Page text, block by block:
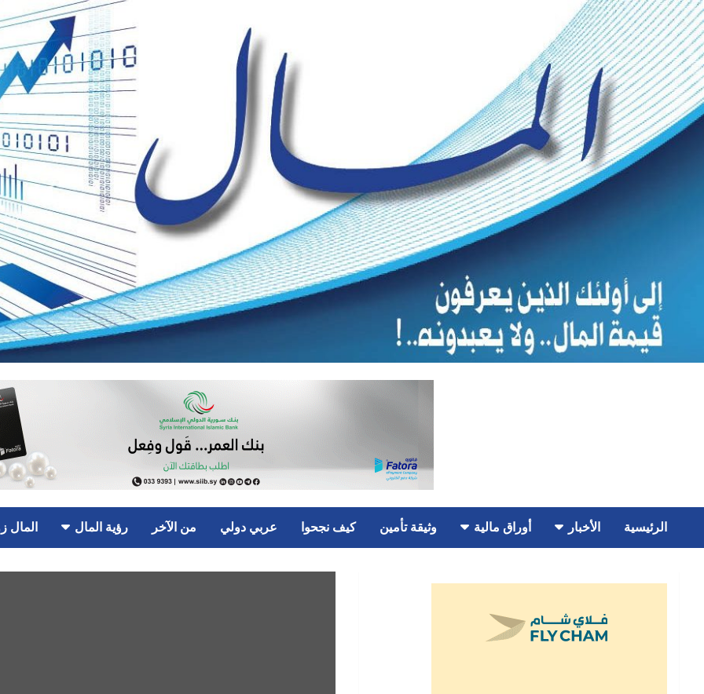
Skip
to
content
الرئيسية الأخبار أوراق مالية وثيقة تأمين كيف نجحوا عربي دولي من الآخر رؤية المال المال